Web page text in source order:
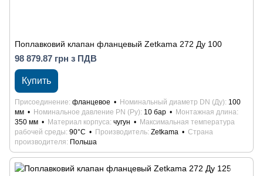
Поплавковий клапан фланцевый Zetkama 272 Ду 100
98 879.87 грн з ПДВ
Купить
Присоединение фланцевое Номинальный диаметр DN (Ду) 100
мм
Номинальное давление PN (Ру) 10 бар
Монтажная длина
350 мм
Материал корпуса чугун
Максимальная температура
рабочей среды 90°С Производитель Zetkama
Страна
производителя
Польша